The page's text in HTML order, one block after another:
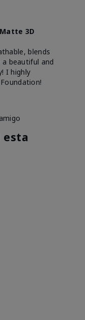
3D
blends
beautiful and
I highly